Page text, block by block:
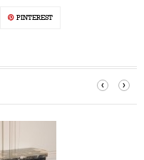
PINTEREST
‹ ›